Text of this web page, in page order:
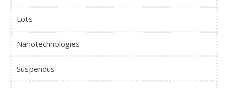
Lots
Nanotechnologies
Suspendus